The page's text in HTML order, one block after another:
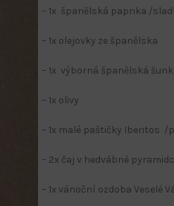
– 1x španělská paprika /
– 1x olejovky ze španělska
– 1x výborná španělská
– 1x olivy
– 1x malé paštičky Iberitos /
– 2x čaj v hedvábné
– 1x vánoční ozdoba Veselé